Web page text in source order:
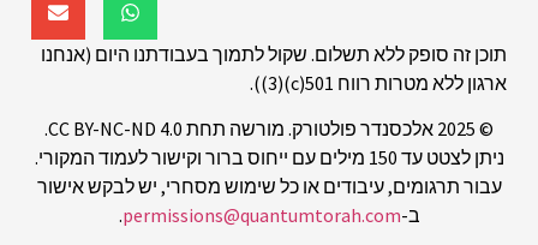
תוכן זה סופק ללא תשלום. שקול לתמוך בעבודתנו היום (אנחנו
ארגון ללא מטרות רווח 501(c)(3)).
© 2025 אלכסנדר פולטורק. מורשה תחת CC BY-NC-ND 4.0.
ניתן לצטט עד 150 מילים עם ייחוס ברור וקישור לעמוד המקורי.
עבור תרגומים, עיבודים או כל שימוש מסחרי, יש לבקש אישור
ב-permissions@quantumtorah.com
.